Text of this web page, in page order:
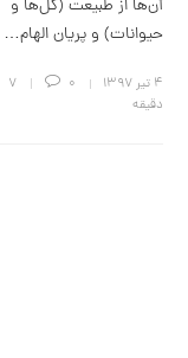
آن‌ها از طبیعت (گل‌ها و
حیوانات) و پریان الهام…
۴ تیر ۱۳۹۷ 0
7
دقیقه